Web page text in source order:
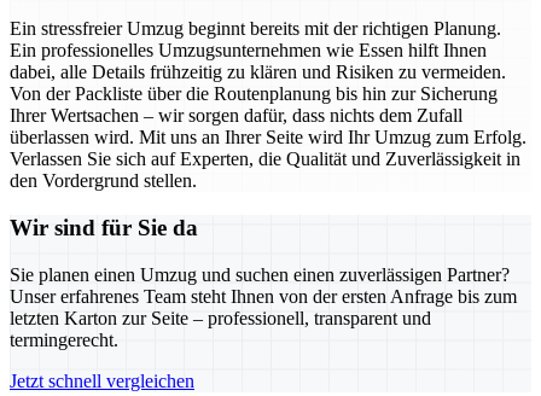
Ein stressfreier Umzug beginnt bereits mit der richtigen Planung.
Ein professionelles Umzugsunternehmen wie Essen hilft Ihnen
dabei, alle Details frühzeitig zu klären und Risiken zu vermeiden.
Von der Packliste über die Routenplanung bis hin zur Sicherung
Ihrer Wertsachen – wir sorgen dafür, dass nichts dem Zufall
überlassen wird. Mit uns an Ihrer Seite wird Ihr Umzug zum Erfolg.
Verlassen Sie sich auf Experten, die Qualität und Zuverlässigkeit in
den Vordergrund stellen.
Wir sind für Sie da
Sie planen einen Umzug und suchen einen zuverlässigen Partner?
Unser erfahrenes Team steht Ihnen von der ersten Anfrage bis zum
letzten Karton zur Seite – professionell, transparent und
termingerecht.
Jetzt schnell vergleichen